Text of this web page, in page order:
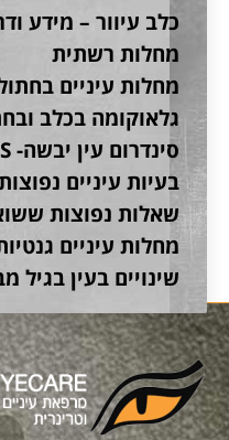
כלב עיוור – מידע
מחלות רשתית
מחלות עיניים
גלאוקומה בכלב
סינדרום עין יבשה- KCS
בעיות עיניים
שאלות נפוצות
מחלות עיניים
שינויים בעין בגיל